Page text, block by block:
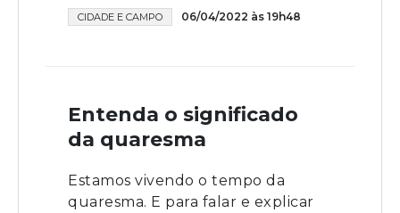
CIDADE E CAMPO 06/04/2022 às 19h48
Entenda o significado
da quaresma
Estamos vivendo o tempo da
quaresma. E para falar e explicar